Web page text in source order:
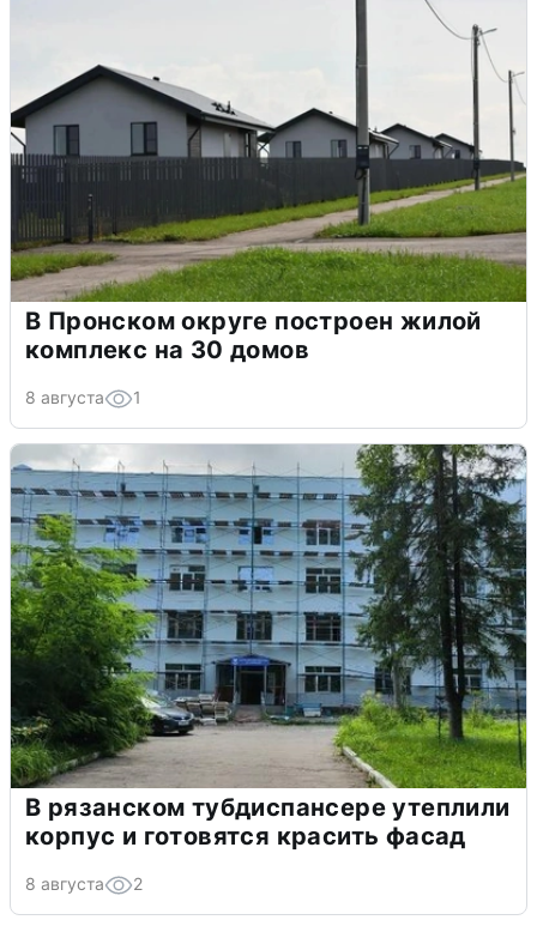
В Пронском округе построен жилой
комплекс на 30 домов
8 августа 1
В рязанском тубдиспансере утеплили
корпус и готовятся красить фасад
8 августа 2